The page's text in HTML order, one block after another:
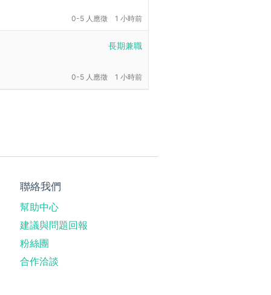
0-5 人應徵 1 小時前
長期兼職
0-5 人應徵 1 小時前
聯絡我們
幫助中心
建議與問題回報
粉絲團
合作洽談